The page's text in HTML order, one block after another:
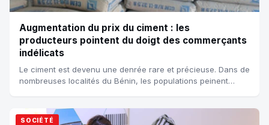
Augmentation du prix du ciment : les
producteurs pointent du doigt des commerçants
indélicats
Le ciment est devenu une denrée rare et précieuse. Dans de
nombreuses localités du Bénin, les populations peinent
SOCIÉTÉ